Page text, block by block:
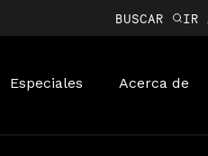
BUSCAR IR
Especiales Acerca de